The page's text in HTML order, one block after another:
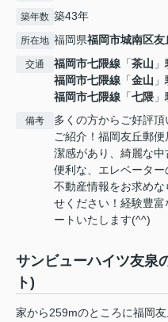
築年数 築43年
所在地 福岡県福岡市城南区友
交通 福岡市七隈線 「茶山
福岡市七隈線 「金山
福岡市七隈線 「七隈
備考
多くの方からご好評
ご紹介！福岡友丘郵
潔感があり、綺麗な
便利な、エレベータ
不動産情報をお求め
せください！経験豊
ートいたします(^^)
サンビューハイツ友泉
ト)
家から259mのところに福岡